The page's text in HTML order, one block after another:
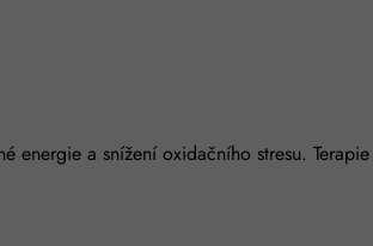
energie a snížení oxidačního stresu.